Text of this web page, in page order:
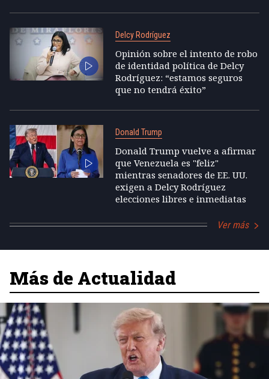
Delcy Rodríguez
Opinión sobre el intento de robo
de identidad política de Delcy
Rodríguez: “estamos seguros
que no tendrá éxito”
Donald Trump
Donald Trump vuelve a afirmar
que Venezuela es "feliz"
mientras senadores de EE. UU.
exigen a Delcy Rodríguez
elecciones libres e inmediatas
Ver más
Más de Actualidad